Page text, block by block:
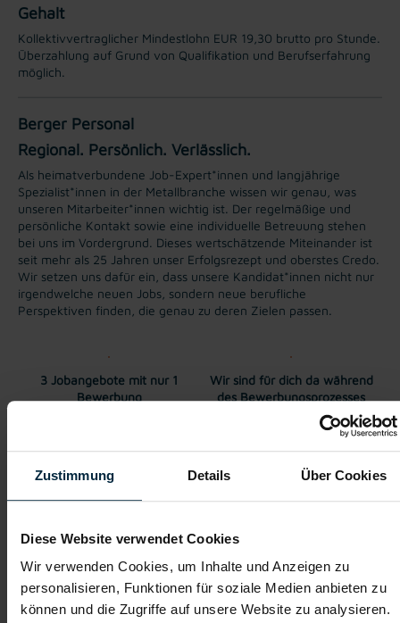
Zustimmung Details Über Cookies
Diese Website verwendet Cookies
Wir verwenden Cookies, um Inhalte und Anzeigen zu
personalisieren, Funktionen für soziale Medien anbieten zu
können und die Zugriffe auf unsere Website zu analysieren.
Gehalt
Kollektivvertraglicher Mindestlohn EUR 19,30 brutto pro Stunde.
Überzahlung auf Grund von Qualifikation und Berufserfahrung
möglich.
Berger Personal
Regional. Persönlich. Verlässlich.
Als heimatverbundene Job-Expert*innen und langjährige
Spezialist*innen in der Metallbranche wissen wir genau, was
unseren Mitarbeiter*innen wichtig ist. Der regelmäßige und
persönliche Kontakt sowie eine individuelle Betreuung stehen
bei uns im Vordergrund. Dieses wertschätzende Miteinander ist
seit mehr als 25 Jahren unser Erfolgsrezept und oberstes Credo.
Wir setzen uns dafür ein, dass unsere Kandidat*innen nicht nur
irgendwelche neuen Jobs, sondern neue berufliche
Perspektiven finden, die genau zu deren Zielen passen.
3 Jobangebote mit nur 1
Bewerbung
Wir sind für dich da während
des Bewerbungsprozesses
Überkollektivvertragliche
Karriere-Coaching
Weitere interessante Jobmöglichkeiten
Maurer in Wien (m/w/d)